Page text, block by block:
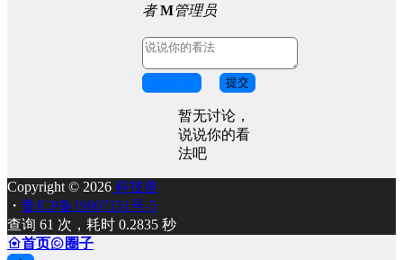
者 M管理员
提交
暂无讨论，
说说你的看
法吧
Copyright © 2026 科技兽
・ 鲁ICP备19007151号-5
查询 61 次，耗时 0.2835 秒
首页
圈子